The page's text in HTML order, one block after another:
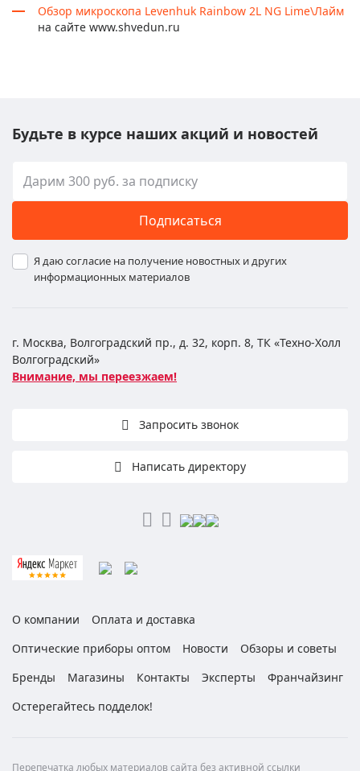
Обзор микроскопа Levenhuk Rainbow 2L NG Lime\Лайм
на сайте www.shvedun.ru
Будьте в курсе наших акций и новостей
Подписаться
Я даю согласие на получение новостных и других
информационных материалов
г. Москва, Волгоградский пр., д. 32, корп. 8, ТК «Техно-Холл
Волгоградский»
Внимание, мы переезжаем!
Запросить звонок
Написать директору
О компании
Оплата и доставка
Оптические приборы оптом
Новости
Обзоры и советы
Бренды
Магазины Контакты Эксперты
Франчайзинг
Остерегайтесь подделок!
Перепечатка любых материалов сайта без активной ссылки